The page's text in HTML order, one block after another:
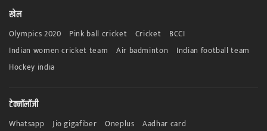
खेल
Olympics 2020 Pink ball cricket Cricket
BCCI
Indian women cricket team
Air badminton
Indian football team
Hockey india
टेक्नॉलॉजी
Whatsapp Jio gigafiber Oneplus
Aadhar card